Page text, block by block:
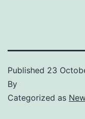
Published 23
By
Categorized as